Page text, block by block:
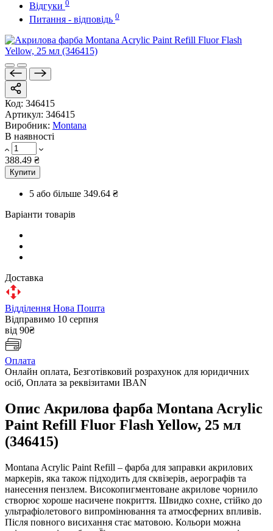
Відгуки 0
Питання - відповідь 0
Код: 346415
Артикул: 346415
Виробник: Montana
В наявності
388.49 ₴
Купити
5 або більше 349.64 ₴
Варіанти товарів
Доставка
Відділення Нова Пошта
Відправимо 10 серпня
від 90₴
Оплата
Онлайн оплата, Безготівковий розрахунок для юридичних
осіб, Оплата за реквізитами IBAN
Опис Акрилова фарба Montana Acrylic
Paint Refill Fluor Flash Yellow, 25 мл
(346415)
Montana Acrylic Paint Refill – фарба для заправки акрилових
маркерів, яка також підходить для сквізерів, аерографів та
нанесення пензлем. Високопигментоване акрилове чорнило
створює хороше насичене покриття. Швидко сохне, стійко до
ультрафіолетового випромінювання та атмосферних впливів.
Після повного висихання стає матовою. Кольори можна